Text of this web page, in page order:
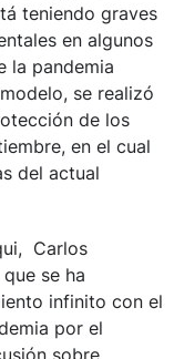
teniendo graves
en algunos
la pandemia
se realizó
de los
en el cual
del actual
Carlos
se ha
infinito con el
por el
sobre